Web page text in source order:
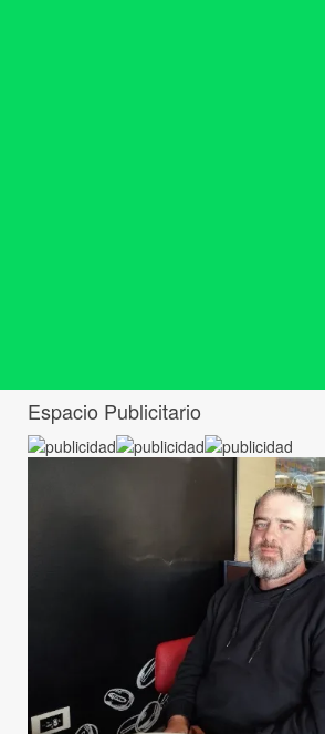
Espacio Publicitario